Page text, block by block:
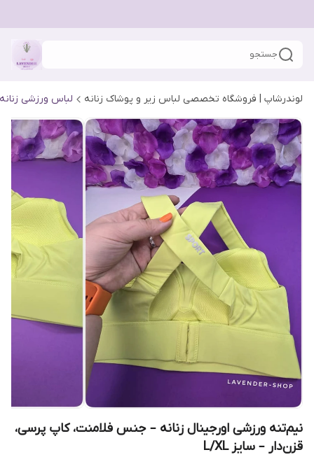
جستجو
لوندرشاپ | فروشگاه تخصصی لباس زیر و پوشاک زنانه لباس ورزشی زنانه
نیم‌تنه ورزشی اورجینال زنانه – جنس فلامنت، کاپ پرسی،
قزن‌دار – سایز L/XL